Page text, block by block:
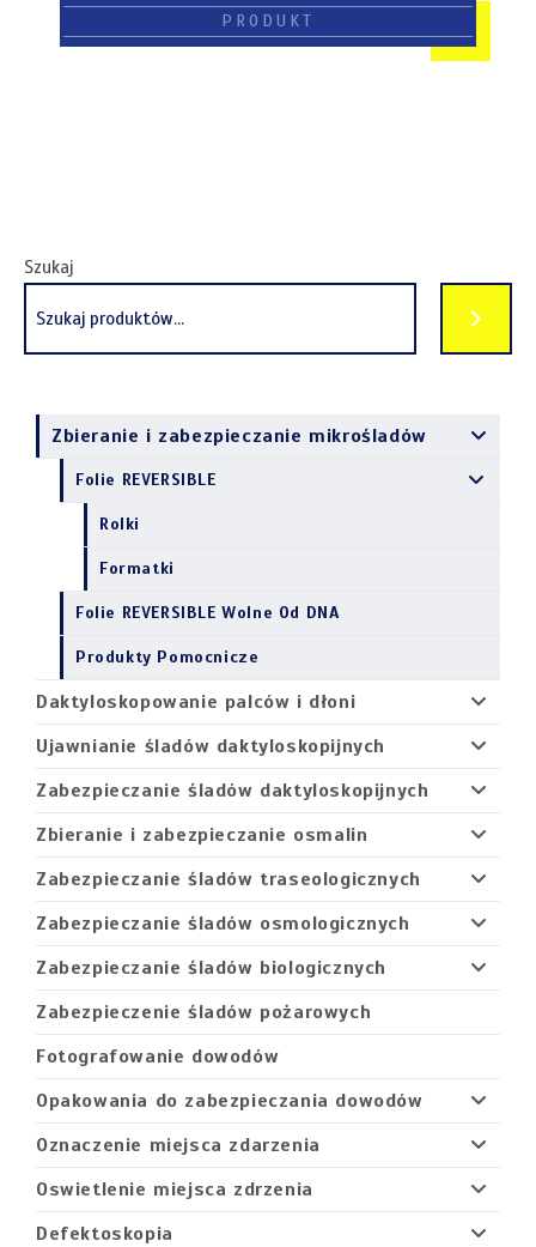
Szukaj
Daktyloskopowanie palców i dłoni
Ujawnianie śladów daktyloskopijnych
Zabezpieczanie śladów daktyloskopijnych
Zbieranie i zabezpieczanie mikrośladów
Folie REVERSIBLE
Rolki
Formatki
Folie REVERSIBLE Wolne Od DNA
Produkty Pomocnicze
Zbieranie i zabezpieczanie osmalin
Zabezpieczanie śladów traseologicznych
Zabezpieczanie śladów osmologicznych
Zabezpieczanie śladów biologicznych
Zabezpieczenie śladów pożarowych
Fotografowanie dowodów
Opakowania do zabezpieczania dowodów
Oznaczenie miejsca zdarzenia
Oswietlenie miejsca zdrzenia
Defektoskopia